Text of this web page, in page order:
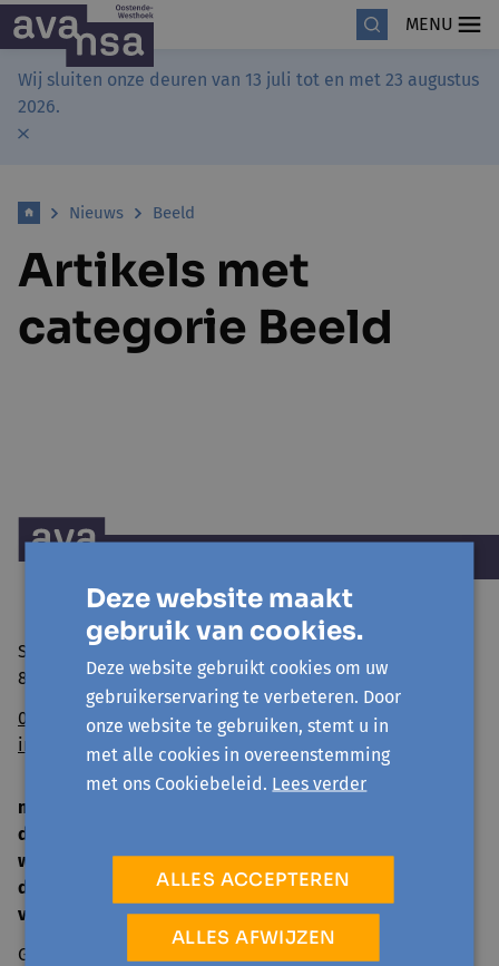
MENU
Wij sluiten onze deuren van 13 juli tot en met 23 augustus
2026.
Nieuws Beeld
Artikels met
categorie Beeld
Sint Niklaasstraat 8
8400 Oostende
059/50 39 52
info@avansa-ow.be
ma
di
woe
gesloten
do
9 u. - 12 u. | 14 u. - 16 u.
vrij
9 u. - 12 u.
Gesloten tijdens schoolvakanties en op officiële
Deze website maakt
gebruik van cookies.
Deze website gebruikt cookies om uw
gebruikerservaring te verbeteren. Door
onze website te gebruiken, stemt u in
met alle cookies in overeenstemming
met ons Cookiebeleid. Lees verder
ALLES ACCEPTEREN
ALLES AFWIJZEN